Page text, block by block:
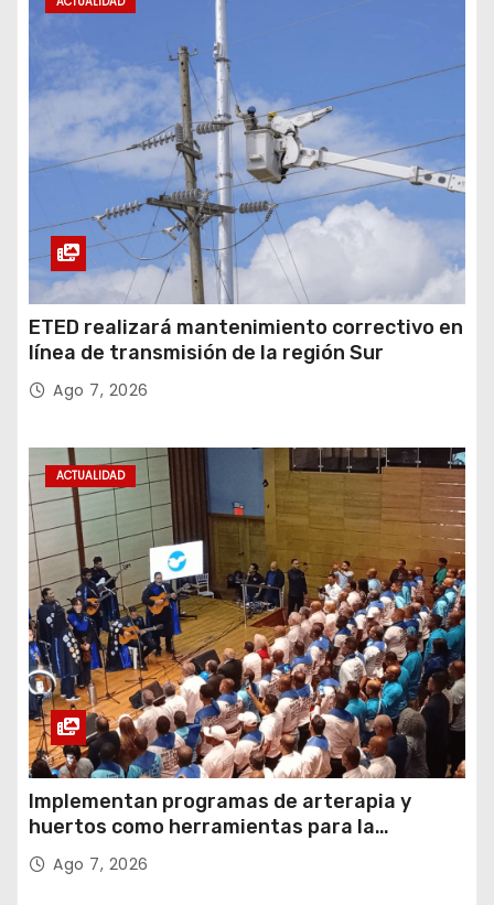
ETED realizará mantenimiento correctivo en
línea de transmisión de la región Sur
Ago 7, 2026
ACTUALIDAD
Implementan programas de arterapia y
huertos como herramientas para la
recuperación y la inclusión social
Ago 7, 2026